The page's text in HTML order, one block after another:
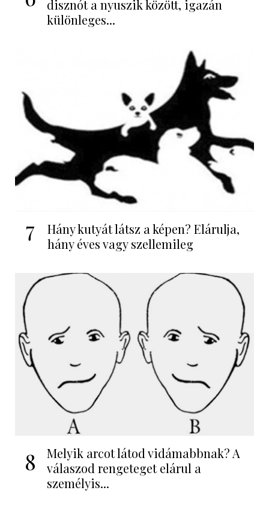
disznót a nyuszik között, igazán
különleges...
7
Hány kutyát látsz a képen? Elárulja,
hány éves vagy szellemileg
8
Melyik arcot látod vidámabbnak? A
válaszod rengeteget elárul a
személyis...